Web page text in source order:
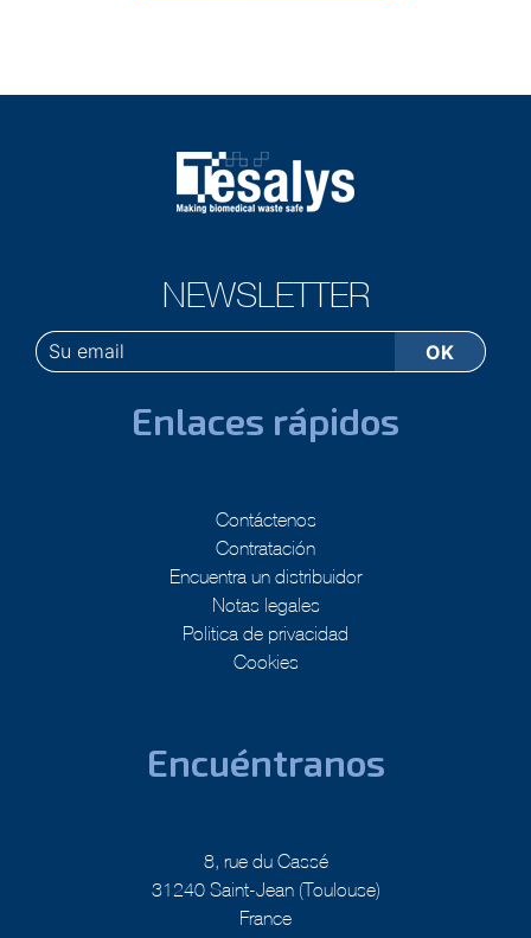
NEWSLETTER
Enlaces rápidos
Contáctenos
Contratación
Encuentra un distribuidor
Notas legales
Politica de privacidad
Cookies
Encuéntranos
8, rue du Cassé
31240 Saint-Jean (Toulouse)
France